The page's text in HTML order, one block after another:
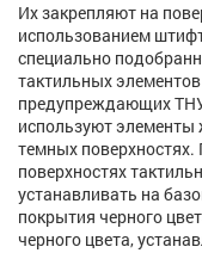
Их закрепляют на
использованием
специально
тактильных
предупреждающих
используют элементы
темных поверхностях.
поверхностях
устанавливать на
покрытия черного
черного цвета,